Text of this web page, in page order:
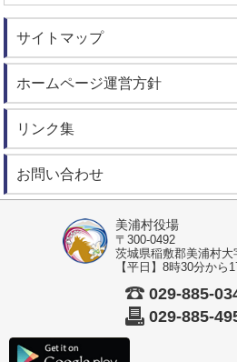
サイトマップ
ホームページ運営方針
リンク集
お問い合わせ
美浦村役場
〒300-0492
茨城県稲敷郡美浦村大
【平日】8時30分から
029-885-
029-885-